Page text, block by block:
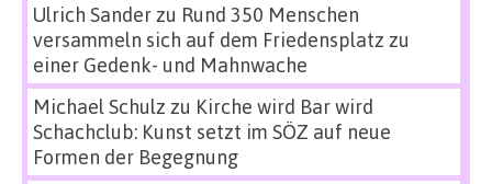
Ulrich Sanderzu Rund 350 Menschen
versammeln sich auf dem Friedensplatz zu
einer Gedenk- und Mahnwache
Michael Schulz zu Kirche wird Bar wird
Schachclub: Kunst setzt im SÖZ auf neue
Formen der Begegnung